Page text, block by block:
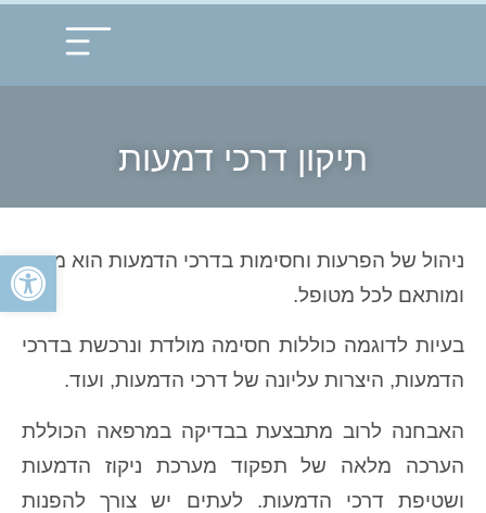
תיקון דרכי דמעות
ניהול של הפרעות וחסימות בדרכי הדמעות הוא מגוון,
ומותאם לכל מטופל.
בעיות לדוגמה כוללות חסימה מולדת ונרכשת בדרכי
הדמעות, היצרות עליונה של דרכי הדמעות, ועוד.
האבחנה לרוב מתבצעת בבדיקה במרפאה הכוללת
הערכה מלאה של תפקוד מערכת ניקוז הדמעות
ושטיפת דרכי הדמעות. לעתים יש צורך להפנות